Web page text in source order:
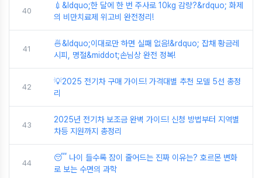
40
💉&ldquo;한 달에 한 번 주사로 10kg 감량?&rdquo; 화제
의 비만치료제 위고비 완전정리!
41
🍜&ldquo;이대로만 하면 실패 없음!&rdquo; 잡채 황금레
시피, 명절&middot;손님상 완전 정복!
42
💡2025 전기차 구매 가이드! 가격대별 추천 모델 5선 총정
리
43
2025년 전기차 보조금 완벽 가이드! 신청 방법부터 지역별
차등 지원까지 총정리
44
😴 나이 들수록 잠이 줄어드는 진짜 이유는? 호르몬 변화
로 보는 수면의 과학